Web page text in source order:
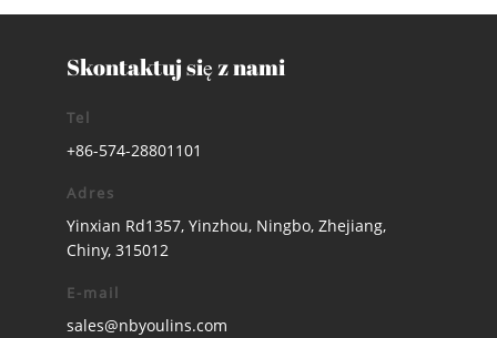
Skontaktuj się z nami
Tel
+86-574-28801101
Adres
Yinxian Rd1357, Yinzhou, Ningbo, Zhejiang,
Chiny, 315012
E-mail
sales@nbyoulins.com